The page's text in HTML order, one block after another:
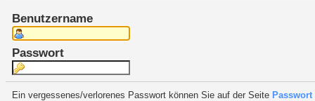
Benutzername
Passwort
Ein vergessenes/verlorenes Passwort können Sie auf der Seite